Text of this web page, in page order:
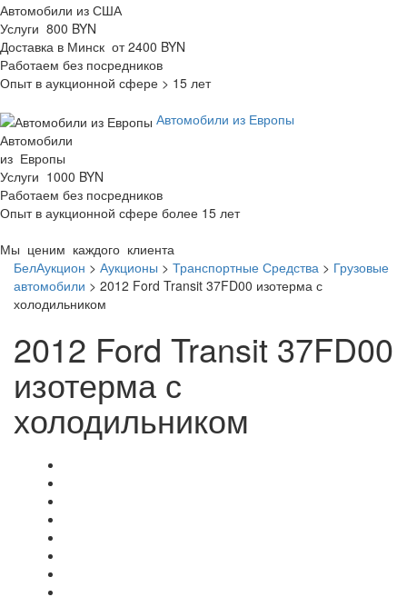
Автомобили из США
Услуги 800 BYN
Доставка в Минск от 2400 BYN
Работаем без посредников
Опыт в аукционной сфере > 15 лет
Автомобили из Европы
Автомобили
из Европы
Услуги 1000 BYN
Работаем без посредников
Опыт в аукционной сфере более 15 лет
Мы ценим каждого клиента
БелАукцион > Аукционы > Транспортные Средства > Грузовые
автомобили > 2012 Ford Transit 37FD00 изотерма с
холодильником
2012 Ford Transit 37FD00
изотерма с
холодильником